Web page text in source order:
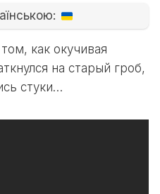
как окучивая
на старый гроб,
стуки…